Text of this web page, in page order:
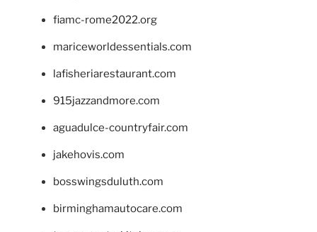
fiamc-rome2022.org
mariceworldessentials.com
lafisheriarestaurant.com
915jazzandmore.com
aguadulce-countryfair.com
jakehovis.com
bosswingsduluth.com
birminghamautocare.com